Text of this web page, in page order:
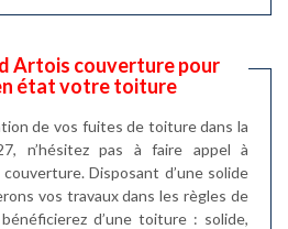
Artois couverture pour
état votre toiture
de vos fuites de toiture dans la
n’hésitez pas à faire appel à
Disposant d’une solide
vos travaux dans les règles de
d’une toiture : solide,